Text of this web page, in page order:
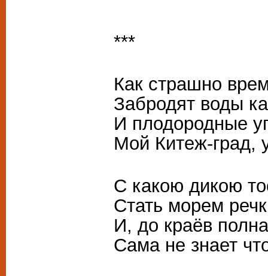
***
Как страшно
Забродят воды
И плодородные
Мой Китеж-град,
С какою дикою
Стать морем
И, до краёв
Сама не знает